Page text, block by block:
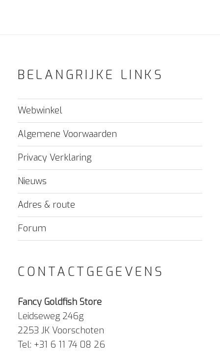
BELANGRIJKE LINKS
Webwinkel
Algemene Voorwaarden
Privacy Verklaring
Nieuws
Adres & route
Forum
CONTACTGEGEVENS
Fancy Goldfish Store
Leidseweg 246g
2253 JK Voorschoten
Tel: +31 6 11 74 08 26